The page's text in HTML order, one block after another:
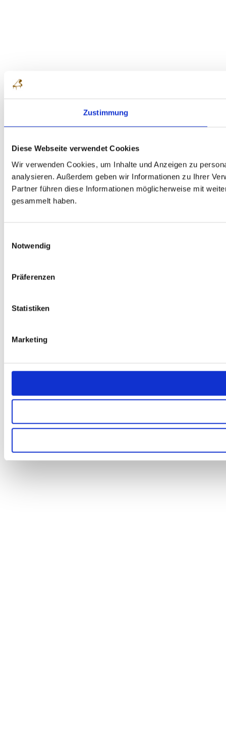
Zustimmung
Diese Webseite verwendet Cookies
Wir verwenden Cookies, um Inhalte und Anzeigen zu
analysieren. Außerdem geben wir Informationen zu Ihrer
Partner führen diese Informationen möglicherweise mit
gesammelt haben.
Notwendig
Präferenzen
Statistiken
Marketing